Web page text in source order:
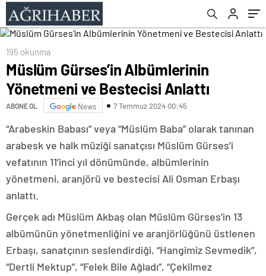
195 okunma
Müslüm Gürses’in Albümlerinin
Yönetmeni ve Bestecisi Anlattı
ABONE OL News 7 Temmuz 2024 00:45
“Arabeskin Babası” veya “Müslüm Baba” olarak tanınan
arabesk ve halk müziği sanatçısı Müslüm Gürses’i
vefatının 11’inci yıl dönümünde, albümlerinin
yönetmeni, aranjörü ve bestecisi Ali Osman Erbaşı
anlattı.
Gerçek adı Müslüm Akbaş olan Müslüm Gürses’in 13
albümünün yönetmenliğini ve aranjörlüğünü üstlenen
Erbaşı, sanatçının seslendirdiği, “Hangimiz Sevmedik”,
“Dertli Mektup”, “Felek Bile Ağladı”, “Çekilmez
onadı